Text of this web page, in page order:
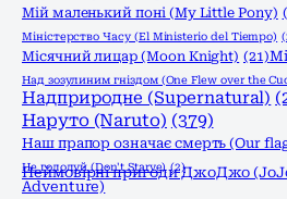
Мій маленький поні (My Little Pony)
Міністерство Часу (El Ministerio del Tiempo)
Місячний лицар (Moon Knight) (21)
Над зозулиним гніздом (One Flew over the
Надприродне (Supernatural)
Наруто (Naruto) (379)
Наш прапор означає смерть (Our
Не голодуй (Don't Starve) (2)
Неймовірні пригоди ДжоДжо
Adventure)